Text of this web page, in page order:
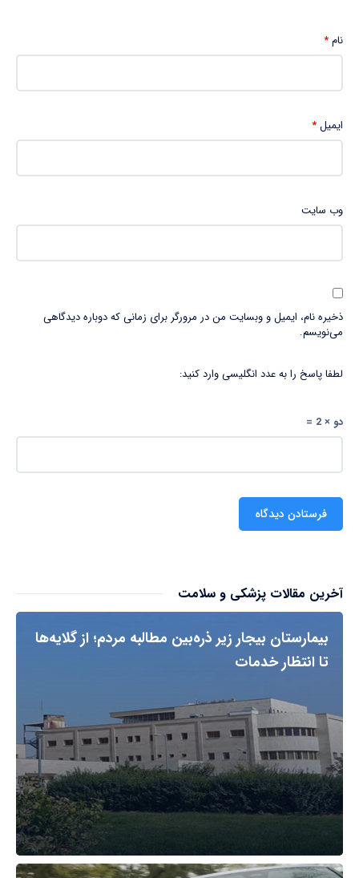
نام*
ایمیل*
وب‌ سایت
ذخیره نام، ایمیل و وبسایت من در مرورگر برای زمانی که دوباره دیدگاهی
می‌نویسم.
لطفا پاسخ را به عدد انگلیسی وارد کنید:
دو × 2 =
آخرین مقالات پزشکی و سلامت
بیمارستان بیجار زیر ذره‌بین مطالبه مردم؛ از گلایه‌ها
تا انتظار خدمات